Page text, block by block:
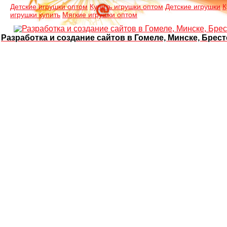
Детские игрушки оптом Купить игрушки оптом Детские игрушки
игрушки купить Мягкие игрушки оптом
Разработка и создание сайтов в Гомеле, Минске,